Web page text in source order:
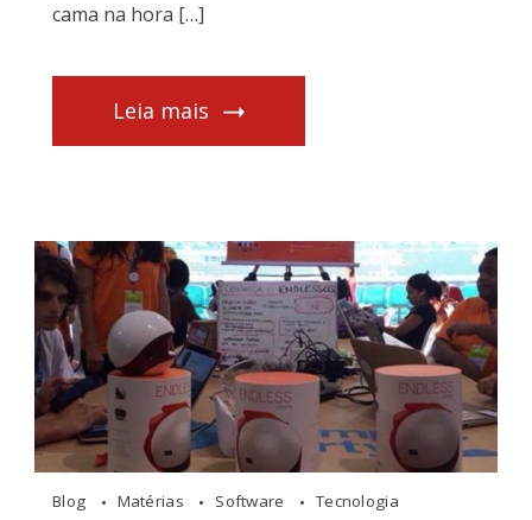
cama na hora […]
Leia mais
Blog Matérias Software Tecnologia